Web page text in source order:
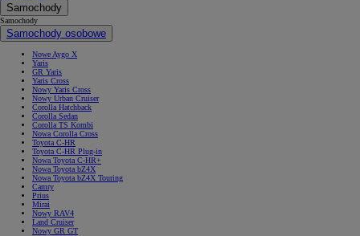
Samochody
Samochody
Samochody osobowe
Nowe Aygo X
Yaris
GR Yaris
Yaris Cross
Nowy Yaris Cross
Nowy Urban Cruiser
Corolla Hatchback
Corolla Sedan
Corolla TS Kombi
Nowa Corolla Cross
Toyota C-HR
Toyota C-HR Plug-in
Nowa Toyota C-HR+
Nowa Toyota bZ4X
Nowa Toyota bZ4X Touring
Camry
Prius
Mirai
Nowy RAV4
Land Cruiser
Nowy GR GT